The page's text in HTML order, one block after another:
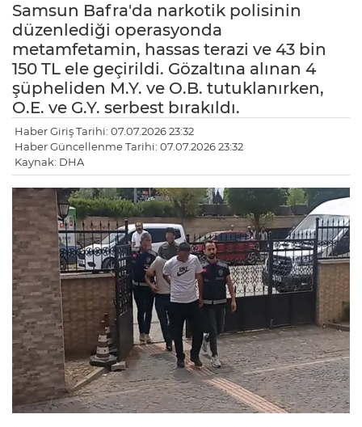
Samsun Bafra'da narkotik polisinin
düzenlediği operasyonda
metamfetamin, hassas terazi ve 43 bin
150 TL ele geçirildi. Gözaltına alınan 4
şüpheliden M.Y. ve O.B. tutuklanırken,
O.E. ve G.Y. serbest bırakıldı.
Haber Giriş Tarihi: 07.07.2026 23:32
Haber Güncellenme Tarihi: 07.07.2026 23:32
Kaynak: DHA